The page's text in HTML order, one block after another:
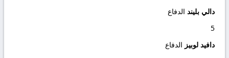
دالي بليند الدفاع
5
دافيد لوبيز الدفاع